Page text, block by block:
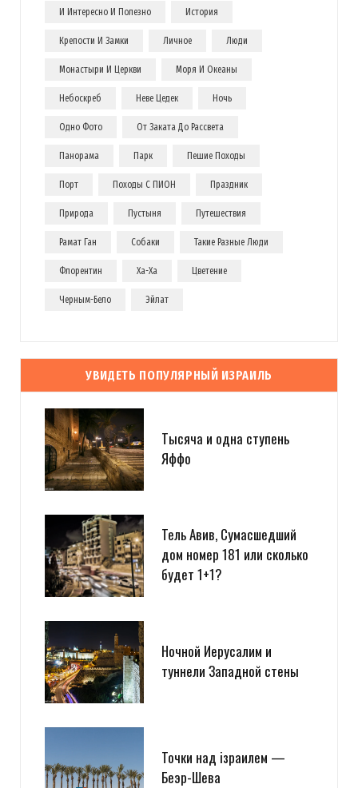
И Интересно И Полезно История
Крепости И Замки Личное Люди
Монастыри И Церкви Моря И Океаны
Небоскреб Неве Цедек Ночь
Одно Фото От Заката До Рассвета
Панорама Парк Пешие Походы
Порт Походы С ПИОН Праздник
Природа Пустыня Путешествия
Рамат Ган Собаки Такие Разные Люди
Флорентин Ха-Ха Цветение
Черным-Бело Эйлат
УВИДЕТЬ ПОПУЛЯРНЫЙ ИЗРАИЛЬ
Тысяча и одна ступень
Яффо
Тель Авив, Сумасшедший
дом номер 181 или сколько
будет 1+1?
Ночной Иерусалим и
туннели Западной стены
Точки над iзраилем —
Беэр-Шева